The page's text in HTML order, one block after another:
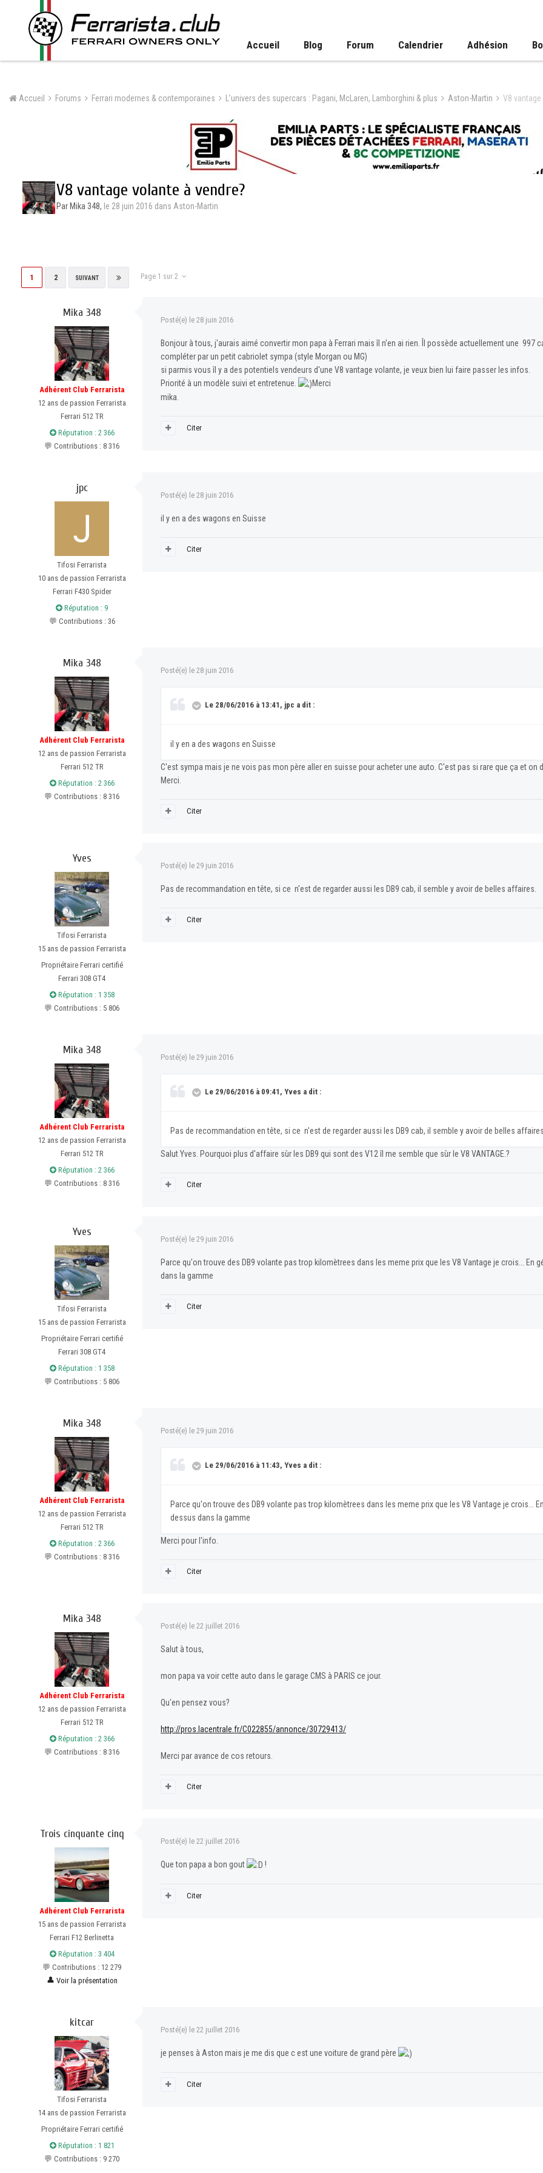
Accueil Blog Forum Calendrier Adhésion
Accueil Forums Ferrari modernes & contemporaines L’univers des supercars : Pagani, McLaren, Lamborghini & plus Aston-Martin V8
V8 vantage volante à vendre?
Par Mika 348, le 28 juin 2016 dans Aston-Martin
1 2 SUIVANT Page 1 sur 2
Mika 348
Adhérent Club Ferrarista
12 ans de passion Ferrarista
Ferrari 512 TR
Réputation : 2 366
💬 Contributions : 8 316
Posté(e) le 28 juin 2016
Bonjour à tous, j'aurais aimé convertir mon papa à Ferrari mais îl n'en ai rien. Îl possède actuellement une 997
compléter par un petit cabriolet sympa (style Morgan ou MG)
si parmis vous îl y a des potentiels vendeurs d'une V8 vantage volante, je veux bien lui faire passer les infos.
Priorité à un modèle suivi et entretenue.
Merci
mika.
Citer
jpc
Tifosi Ferrarista
10 ans de passion Ferrarista
Ferrari F430 Spider
Réputation : 9
💬 Contributions : 36
Posté(e) le 28 juin 2016
il y en a des wagons en Suisse
Citer
Mika 348
Adhérent Club Ferrarista
12 ans de passion Ferrarista
Ferrari 512 TR
Réputation : 2 366
💬 Contributions : 8 316
Posté(e) le 28 juin 2016
Le 28/06/2016 à 13:41, jpc a dit :
il y en a des wagons en Suisse
C'est sympa mais je ne vois pas mon père aller en suisse pour acheter une auto. C'est pas si rare que ça et on
Merci.
Citer
Yves
Tifosi Ferrarista
15 ans de passion Ferrarista
Propriétaire Ferrari certifié
Ferrari 308 GT4
Réputation : 1 358
💬 Contributions : 5 806
Posté(e) le 29 juin 2016
Pas de recommandation en tête, si ce n'est de regarder aussi les DB9 cab, il semble y avoir de belles affaires.
Citer
Mika 348
Adhérent Club Ferrarista
12 ans de passion Ferrarista
Ferrari 512 TR
Réputation : 2 366
💬 Contributions : 8 316
Posté(e) le 29 juin 2016
Le 29/06/2016 à 09:41, Yves a dit :
Pas de recommandation en tête, si ce n'est de regarder aussi les DB9 cab, il semble y avoir de belles affaires.
Salut Yves. Pourquoi plus d'affaire sùr les DB9 qui sont des V12 îl me semble que sùr le V8 VANTAGE.?
Citer
Yves
Tifosi Ferrarista
15 ans de passion Ferrarista
Propriétaire Ferrari certifié
Ferrari 308 GT4
Réputation : 1 358
💬 Contributions : 5 806
Posté(e) le 29 juin 2016
Parce qu'on trouve des DB9 volante pas trop kilomètrees dans les meme prix que les V8 Vantage je crois... En
dans la gamme
Citer
Mika 348
Adhérent Club Ferrarista
12 ans de passion Ferrarista
Ferrari 512 TR
Réputation : 2 366
💬 Contributions : 8 316
Posté(e) le 29 juin 2016
Le 29/06/2016 à 11:43, Yves a dit :
Parce qu'on trouve des DB9 volante pas trop kilomètrees dans les meme prix que les V8 Vantage je crois...
dessus dans la gamme
Merci pour l'info.
Citer
Mika 348
Adhérent Club Ferrarista
12 ans de passion Ferrarista
Ferrari 512 TR
Réputation : 2 366
💬 Contributions : 8 316
Posté(e) le 22 juillet 2016
Salut à tous,
mon papa va voir cette auto dans le garage CMS à PARIS ce jour.
Qu'en pensez vous?
http://pros.lacentrale.fr/C022855/annonce/30729413/
Merci par avance de cos retours.
Citer
Trois cinquante cinq
Adhérent Club Ferrarista
15 ans de passion Ferrarista
Ferrari F12 Berlinetta
Réputation : 3 404
💬 Contributions : 12 279
👤 Voir la présentation
Posté(e) le 22 juillet 2016
Que ton papa a bon gout !
Citer
kitcar
Tifosi Ferrarista
14 ans de passion Ferrarista
Propriétaire Ferrari certifié
Réputation : 1 821
💬 Contributions : 9 270
Posté(e) le 22 juillet 2016
je penses à Aston mais je me dis que c est une voiture de grand père
Citer